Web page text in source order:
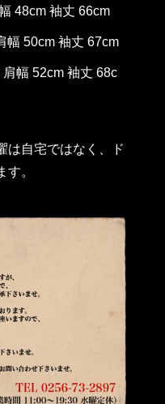
48cm 袖丈 66cm
幅 50cm 袖丈 67cm
幅 52cm 袖丈 68c
は自宅ではなく、ド
。